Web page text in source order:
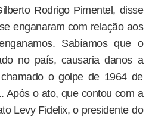
Rodrigo Pimentel, disse
enganaram com relação aos
Sabíamos que o
no país, causaria danos a
o golpe de 1964 de
Após o ato, que contou com a
Levy Fidelix, o presidente do